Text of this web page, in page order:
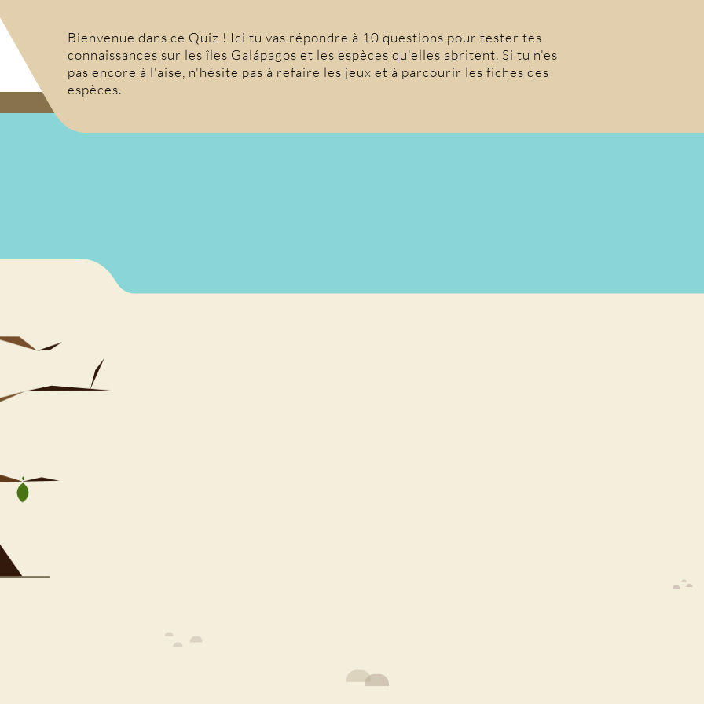
Bienvenue dans ce Quiz ! Ici tu vas répondre à 10 questions pour tester tes
connaissances sur les îles Galápagos et les espèces qu'elles abritent. Si tu n'es
pas encore à l'aise, n'hésite pas à refaire les jeux et à parcourir les fiches des
espèces.